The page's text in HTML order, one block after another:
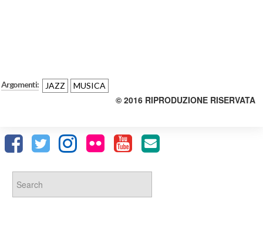
Argomenti: JAZZ MUSICA
© 2016 RIPRODUZIONE RISERVATA